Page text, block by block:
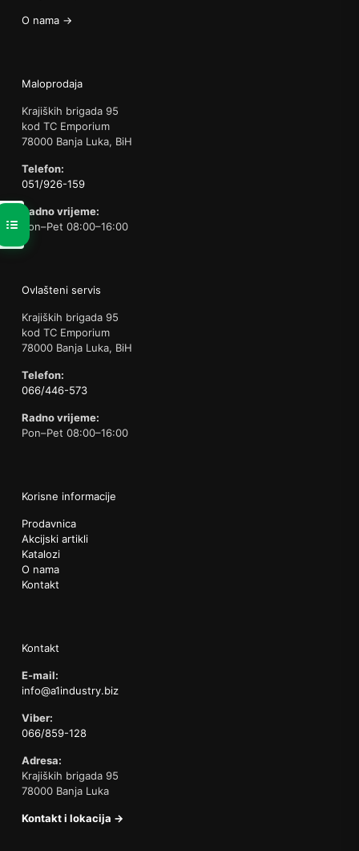
O nama →
Maloprodaja
Krajiških brigada 95
kod TC Emporium
78000 Banja Luka, BiH
Telefon:
051/926-159
Radno vrijeme:
Pon–Pet 08:00–16:00
Ovlašteni servis
Krajiških brigada 95
kod TC Emporium
78000 Banja Luka, BiH
Telefon:
066/446-573
Radno vrijeme:
Pon–Pet 08:00–16:00
Korisne informacije
Prodavnica
Akcijski artikli
Katalozi
O nama
Kontakt
Kontakt
E-mail:
info@a1industry.biz
Viber:
066/859-128
Adresa:
Krajiških brigada 95
78000 Banja Luka
Kontakt i lokacija →